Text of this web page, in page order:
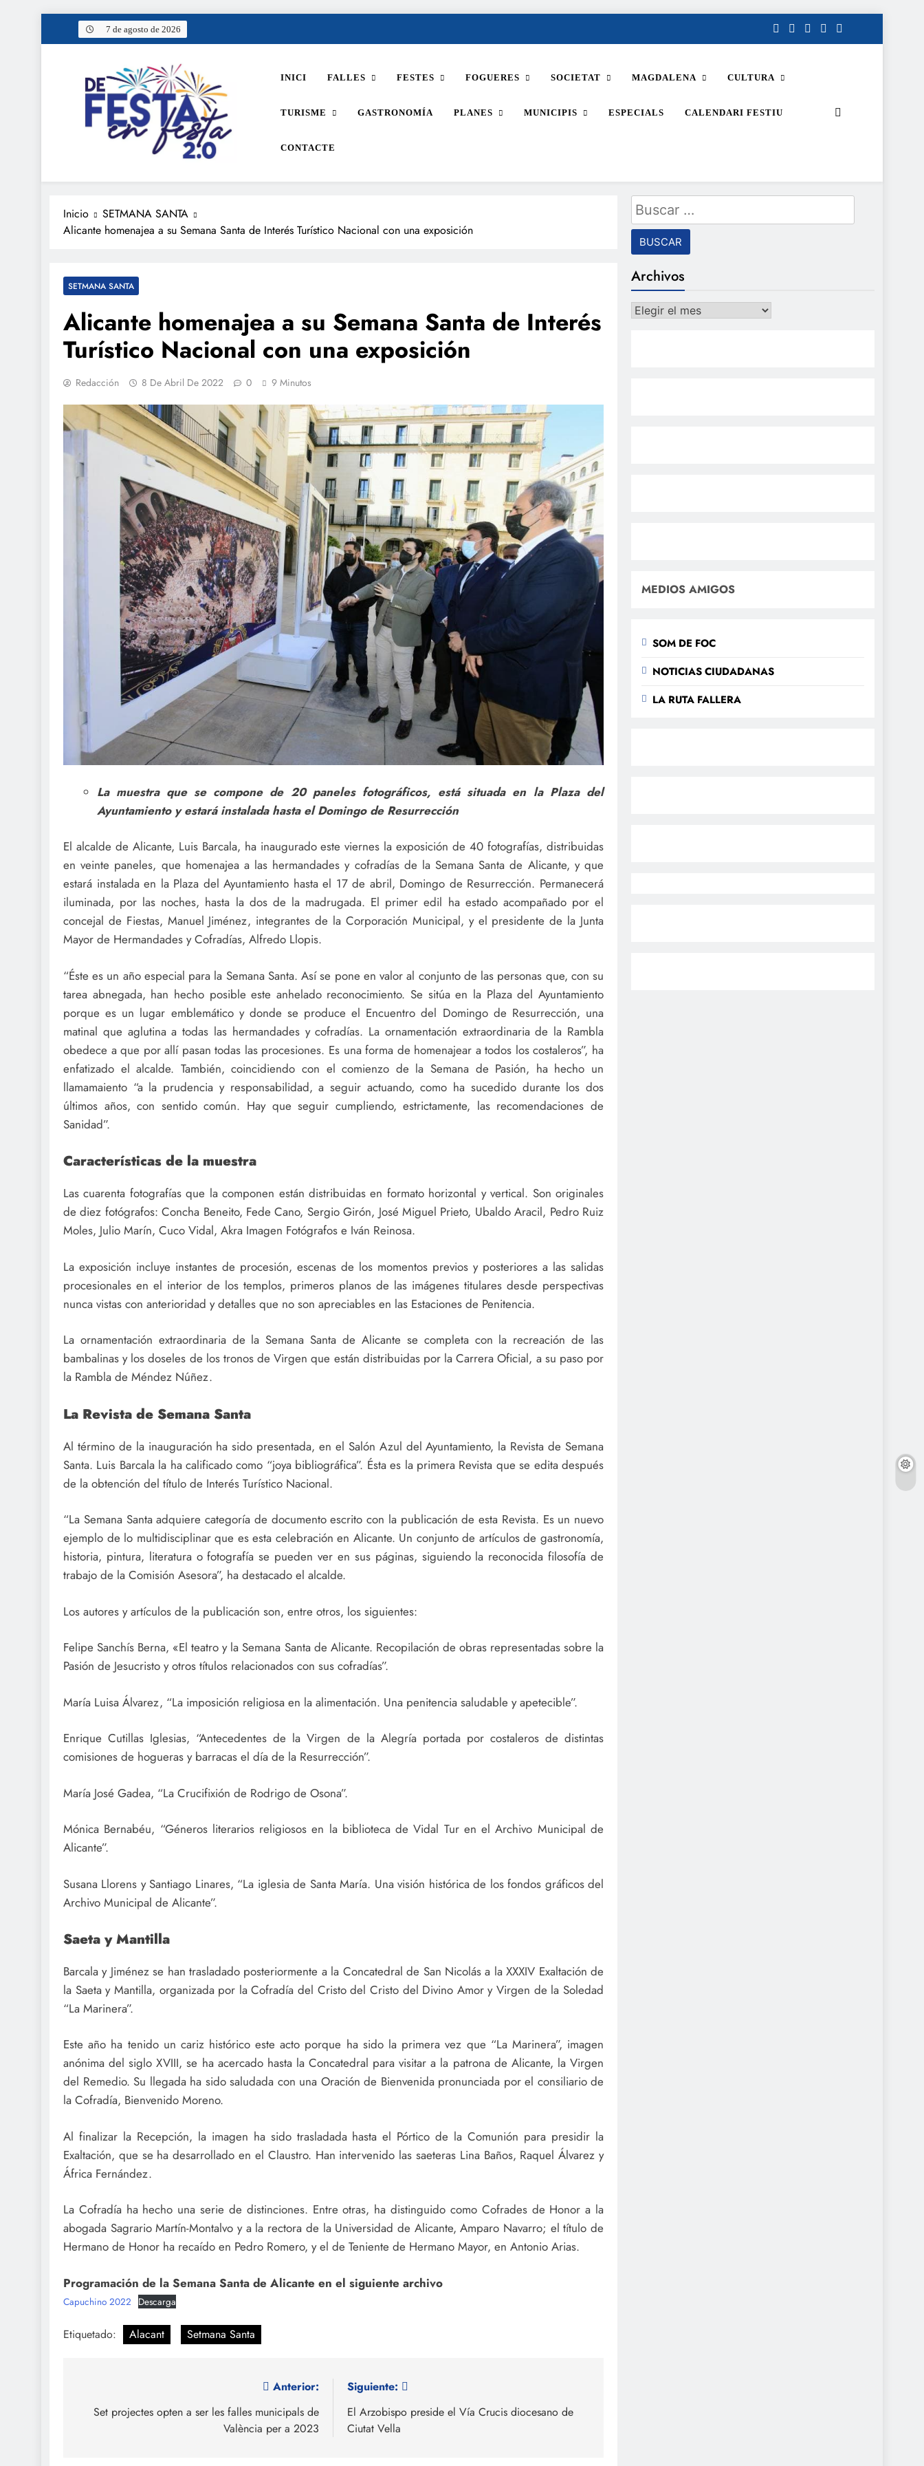
7 de agosto de 2026
De festa en festa 2.0
INICI FALLES FESTES FOGUERES SOCIETAT MAGDALENA CULTURA
TURISME GASTRONOMÍA PLANES MUNICIPIS ESPECIALS CALENDARI FESTIU
CONTACTE
Inicio
SETMANA SANTA
Alicante homenajea a su Semana Santa de Interés Turístico Nacional con una exposición
SETMANA SANTA
Alicante homenajea a su Semana Santa de Interés
Turístico Nacional con una exposición
Redacción 8 De Abril De 2022 0 9 Minutos
La muestra que se compone de 20 paneles fotográficos, está situada en la Plaza del
Ayuntamiento y estará instalada hasta el Domingo de Resurrección
El alcalde de Alicante, Luis Barcala, ha inaugurado este viernes la exposición de 40 fotografías, distribuidas
en veinte paneles, que homenajea a las hermandades y cofradías de la Semana Santa de Alicante, y que
estará instalada en la Plaza del Ayuntamiento hasta el 17 de abril, Domingo de Resurrección. Permanecerá
iluminada, por las noches, hasta la dos de la madrugada. El primer edil ha estado acompañado por el
concejal de Fiestas, Manuel Jiménez, integrantes de la Corporación Municipal, y el presidente de la Junta
Mayor de Hermandades y Cofradías, Alfredo Llopis.
“Éste es un año especial para la Semana Santa. Así se pone en valor al conjunto de las personas que, con su
tarea abnegada, han hecho posible este anhelado reconocimiento. Se sitúa en la Plaza del Ayuntamiento
porque es un lugar emblemático y donde se produce el Encuentro del Domingo de Resurrección, una
matinal que aglutina a todas las hermandades y cofradías. La ornamentación extraordinaria de la Rambla
obedece a que por allí pasan todas las procesiones. Es una forma de homenajear a todos los costaleros”, ha
enfatizado el alcalde. También, coincidiendo con el comienzo de la Semana de Pasión, ha hecho un
llamamaiento “a la prudencia y responsabilidad, a seguir actuando, como ha sucedido durante los dos
últimos años, con sentido común. Hay que seguir cumpliendo, estrictamente, las recomendaciones de
Sanidad”.
Características de la muestra
Las cuarenta fotografías que la componen están distribuidas en formato horizontal y vertical. Son originales
de diez fotógrafos: Concha Beneito, Fede Cano, Sergio Girón, José Miguel Prieto, Ubaldo Aracil, Pedro Ruiz
Moles, Julio Marín, Cuco Vidal, Akra Imagen Fotógrafos e Iván Reinosa.
La exposición incluye instantes de procesión, escenas de los momentos previos y posteriores a las salidas
procesionales en el interior de los templos, primeros planos de las imágenes titulares desde perspectivas
nunca vistas con anterioridad y detalles que no son apreciables en las Estaciones de Penitencia.
La ornamentación extraordinaria de la Semana Santa de Alicante se completa con la recreación de las
bambalinas y los doseles de los tronos de Virgen que están distribuidas por la Carrera Oficial, a su paso por
la Rambla de Méndez Núñez.
La Revista de Semana Santa
Al término de la inauguración ha sido presentada, en el Salón Azul del Ayuntamiento, la Revista de Semana
Santa. Luis Barcala la ha calificado como “joya bibliográfica”. Ésta es la primera Revista que se edita después
de la obtención del título de Interés Turístico Nacional.
“La Semana Santa adquiere categoría de documento escrito con la publicación de esta Revista. Es un nuevo
ejemplo de lo multidisciplinar que es esta celebración en Alicante. Un conjunto de artículos de gastronomía,
historia, pintura, literatura o fotografía se pueden ver en sus páginas, siguiendo la reconocida filosofía de
trabajo de la Comisión Asesora”, ha destacado el alcalde.
Los autores y artículos de la publicación son, entre otros, los siguientes:
Felipe Sanchís Berna, «El teatro y la Semana Santa de Alicante. Recopilación de obras representadas sobre la
Pasión de Jesucristo y otros títulos relacionados con sus cofradías”.
María Luisa Álvarez, “La imposición religiosa en la alimentación. Una penitencia saludable y apetecible”.
Enrique Cutillas Iglesias, “Antecedentes de la Virgen de la Alegría portada por costaleros de distintas
comisiones de hogueras y barracas el día de la Resurrección”.
María José Gadea, “La Crucifixión de Rodrigo de Osona”.
Mónica Bernabéu, “Géneros literarios religiosos en la biblioteca de Vidal Tur en el Archivo Municipal de
Alicante”.
Susana Llorens y Santiago Linares, “La iglesia de Santa María. Una visión histórica de los fondos gráficos del
Archivo Municipal de Alicante”.
Saeta y Mantilla
Barcala y Jiménez se han trasladado posteriormente a la Concatedral de San Nicolás a la XXXIV Exaltación de
la Saeta y Mantilla, organizada por la Cofradía del Cristo del Cristo del Divino Amor y Virgen de la Soledad
“La Marinera”.
Este año ha tenido un cariz histórico este acto porque ha sido la primera vez que “La Marinera”, imagen
anónima del siglo XVIII, se ha acercado hasta la Concatedral para visitar a la patrona de Alicante, la Virgen
del Remedio. Su llegada ha sido saludada con una Oración de Bienvenida pronunciada por el consiliario de
la Cofradía, Bienvenido Moreno.
Al finalizar la Recepción, la imagen ha sido trasladada hasta el Pórtico de la Comunión para presidir la
Exaltación, que se ha desarrollado en el Claustro. Han intervenido las saeteras Lina Baños, Raquel Álvarez y
África Fernández.
La Cofradía ha hecho una serie de distinciones. Entre otras, ha distinguido como Cofrades de Honor a la
abogada Sagrario Martín-Montalvo y a la rectora de la Universidad de Alicante, Amparo Navarro; el título de
Hermano de Honor ha recaído en Pedro Romero, y el de Teniente de Hermano Mayor, en Antonio Arias.
Programación de la Semana Santa de Alicante en el siguiente archivo
Capuchino 2022 Descarga
Etiquetado: Alacant Setmana Santa
de
Anterior:
Set projectes opten a ser les falles municipals de
València per a 2023
Siguiente:
El Arzobispo preside el Vía Crucis diocesano de
Ciutat Vella
Buscar:
Archivos
Archivos
MEDIOS AMIGOS
SOM DE FOC
NOTICIAS CIUDADANAS
LA RUTA FALLERA